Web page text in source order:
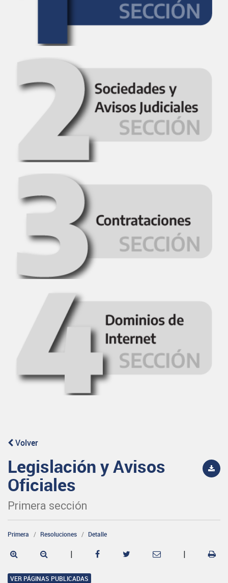
Volver
Legislación y Avisos
Oficiales
Primera sección
Primera Resoluciones Detalle
| |
VER PÁGINAS PUBLICADAS